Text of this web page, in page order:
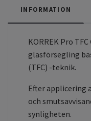
INFORMATION
KORREK Pro
glasförsegling
(TFC) -teknik.
Efter applicering
och
synligheten.